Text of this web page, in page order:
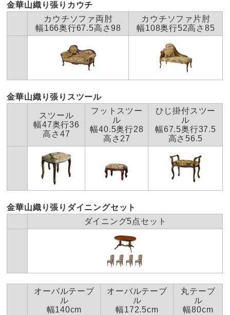
金華山織り張りカウチ
カウチソファ両肘
幅166奥行67.5高さ98
カウチソファ片肘
幅108奥行52高さ85
金華山織り張りスツール
スツール
幅47奥行36
高さ47
フットスツー
ル
幅40.5奥行28
高さ27
ひじ掛付スツー
ル
幅67.5奥行37.5
高さ56.5
金華山織り張りダイニングセット
ダイニング5点セット
オーバルテーブ
ル
幅140cm
オーバルテーブ
ル
幅172.5cm
丸テーブ
ル
幅80cm